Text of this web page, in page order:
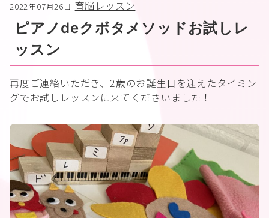
2022年07月26日 育脳レッスン
ピアノdeクボタメソッドお試しレ
ッスン
再度ご連絡いただき、2歳のお誕生日を迎えたタイミン
グでお試しレッスンに来てくださいました！